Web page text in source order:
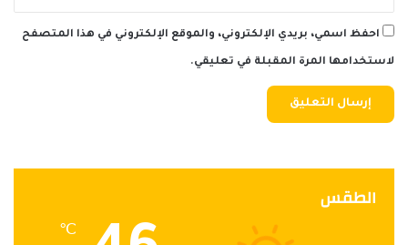
احفظ اسمي، بريدي الإلكتروني، والموقع الإلكتروني في هذا المتصفح
لاستخدامها المرة المقبلة في تعليقي.
الطقس
℃